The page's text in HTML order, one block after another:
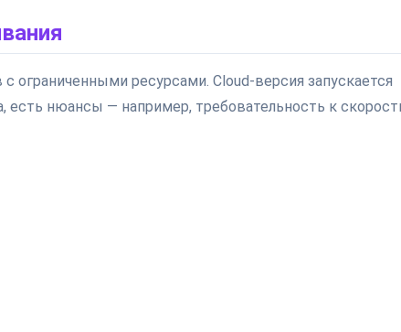
ограниченными ресурсами. Cloud-версия запускается
есть нюансы — например, требовательность к